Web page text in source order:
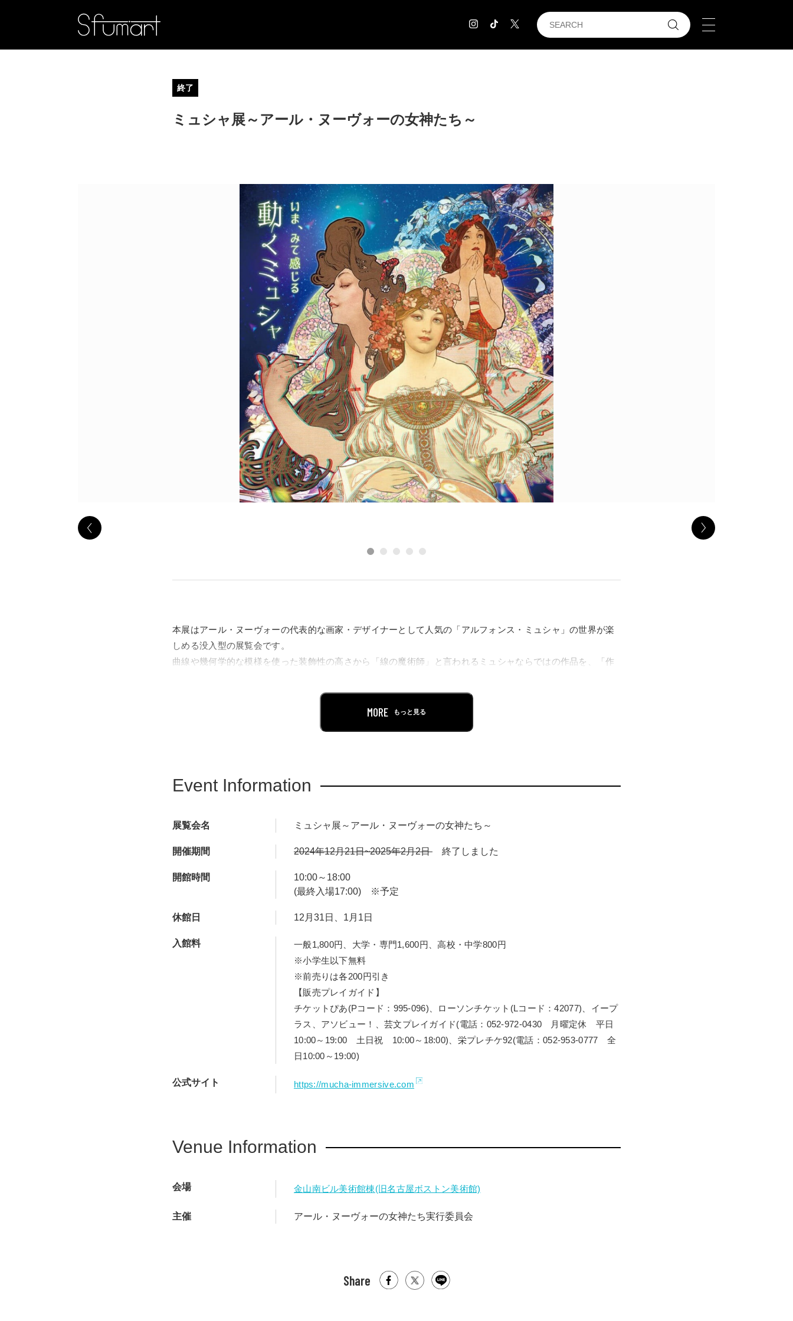
EXHIBITION 展覧会情報
CONTACT お問合せ
POLICY COMPANY
終了
ミュシャ展～アール・ヌーヴォーの女神たち～
本展はアール・ヌーヴォーの代表的な画家・デザイナーとして人気の「アルフォンス・ミュシャ」の世界が楽
しめる没入型の展覧会です。
曲線や幾何学的な模様を使った装飾性の高さから「線の魔術師」と言われるミュシャならではの作品を、「作
大阪開催の際にはミュシャの実の孫、ヤルミラ・ミュシャ・プロツコヴァー氏も来場し、応援をいただいた本
展。リアルとデジタルの相乗効果による新たな展覧会をぜひお楽しみください。
MORE もっと見る
Event Information
展覧会名 ミュシャ展～アール・ヌーヴォーの女神たち～
開催期間 2024年12月21日~2025年2月2日 終了しました
開館時間
10:00～18:00
(最終入場17:00) ※予定
休館日 12月31日、1月1日
入館料
一般1,800円、大学・専門1,600円、高校・中学800円
※小学生以下無料
※前売りは各200円引き
【販売プレイガイド】
チケットぴあ(Pコード：995-096)、ローソンチケット(Lコード：42077)、イープ
ラス、アソビュー！、芸文プレイガイド(電話：052-972-0430 月曜定休 平日
10:00～19:00 土日祝 10:00～18:00)、栄プレチケ92(電話：052-953-0777 全
日10:00～19:00)
公式サイト https://mucha-immersive.com
Venue Information
会場 金山南ビル美術館棟(旧名古屋ボストン美術館)
主催 アール・ヌーヴォーの女神たち実行委員会
Share